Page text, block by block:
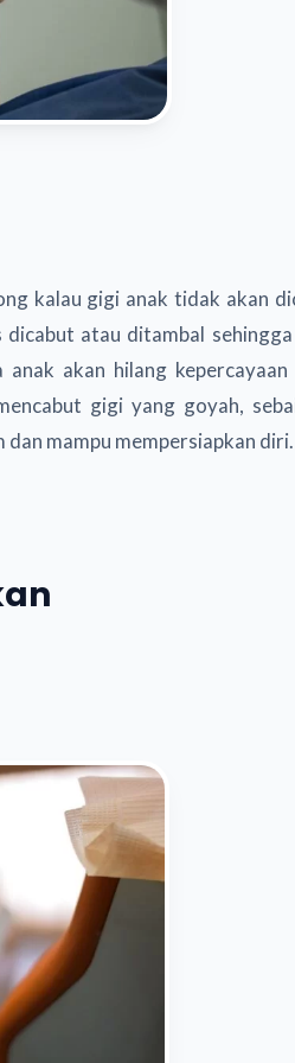
kalau gigi anak tidak akan
atau ditambal
akan hilang kepercayaan
gigi yang goyah,
mampu mempersiapkan diri.